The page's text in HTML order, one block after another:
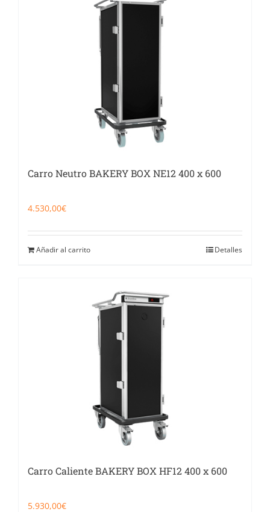
Carro Neutro BAKERY BOX NE12 400 x 600
4.530,00€
Añadir al carrito Detalles
Carro Caliente BAKERY BOX HF12 400 x 600
5.930,00€